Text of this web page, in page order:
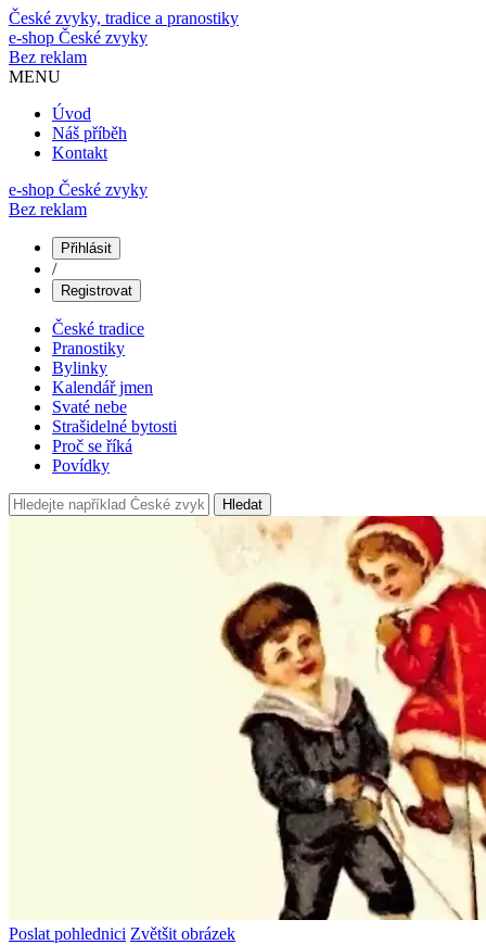
České zvyky, tradice a pranostiky
e-shop České zvyky
Bez reklam
MENU
Úvod
Náš příběh
Kontakt
e-shop České zvyky
Bez reklam
Přihlásit
/
Registrovat
České tradice
Pranostiky
Bylinky
Kalendář jmen
Svaté nebe
Strašidelné bytosti
Proč se říká
Povídky
Hledat
Poslat pohlednici Zvětšit obrázek